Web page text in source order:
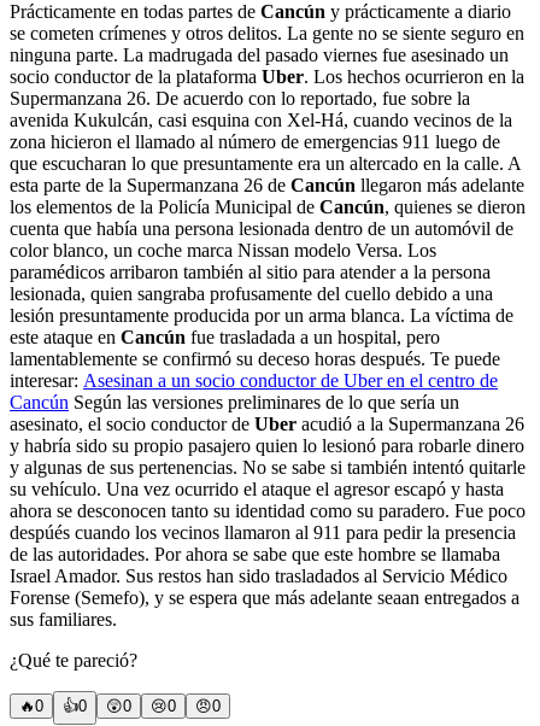
Prácticamente en todas partes de Cancún y prácticamente a diario
se cometen crímenes y otros delitos. La gente no se siente seguro en
ninguna parte. La madrugada del pasado viernes fue asesinado un
socio conductor de la plataforma Uber. Los hechos ocurrieron en la
Supermanzana 26. De acuerdo con lo reportado, fue sobre la
avenida Kukulcán, casi esquina con Xel-Há, cuando vecinos de la
zona hicieron el llamado al número de emergencias 911 luego de
que escucharan lo que presuntamente era un altercado en la calle. A
esta parte de la Supermanzana 26 de Cancún llegaron más adelante
los elementos de la Policía Municipal de Cancún, quienes se dieron
cuenta que había una persona lesionada dentro de un automóvil de
color blanco, un coche marca Nissan modelo Versa. Los
paramédicos arribaron también al sitio para atender a la persona
lesionada, quien sangraba profusamente del cuello debido a una
lesión presuntamente producida por un arma blanca. La víctima de
este ataque en Cancún fue trasladada a un hospital, pero
lamentablemente se confirmó su deceso horas después. Te puede
interesar: Asesinan a un socio conductor de Uber en el centro de
Cancún Según las versiones preliminares de lo que sería un
asesinato, el socio conductor de Uber acudió a la Supermanzana 26
y habría sido su propio pasajero quien lo lesionó para robarle dinero
y algunas de sus pertenencias. No se sabe si también intentó quitarle
su vehículo. Una vez ocurrido el ataque el agresor escapó y hasta
ahora se desconocen tanto su identidad como su paradero. Fue poco
despúés cuando los vecinos llamaron al 911 para pedir la presencia
de las autoridades. Por ahora se sabe que este hombre se llamaba
Israel Amador. Sus restos han sido trasladados al Servicio Médico
Forense (Semefo), y se espera que más adelante seaan entregados a
sus familiares.
¿Qué te pareció?
🔥0 👍0 😲0 😢0 😠0